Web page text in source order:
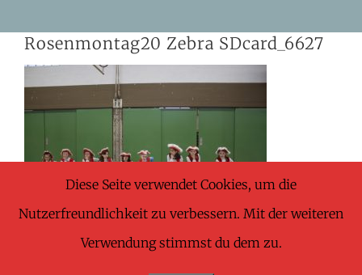
content
Rosenmontag20 Zebra SDcard_6627
Diese Seite verwendet Cookies, um die
Nutzerfreundlichkeit zu verbessern. Mit der weiteren
Verwendung stimmst du dem zu.